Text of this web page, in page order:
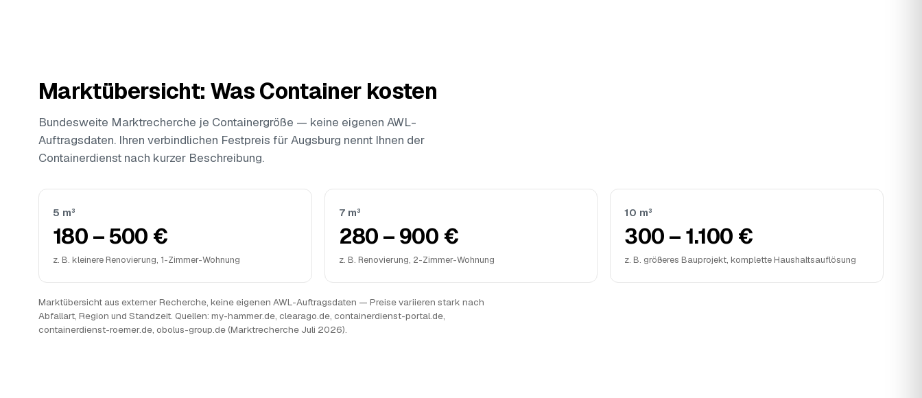
Marktübersicht: Was Container kosten
Bundesweite Marktrecherche je Containergröße — keine eigenen AWL-
Auftragsdaten. Ihren verbindlichen Festpreis für Augsburg nennt Ihnen der
Containerdienst nach kurzer Beschreibung.
5 m³
180 – 500 €
z. B. kleinere Renovierung, 1-Zimmer-Wohnung
7 m³
280 – 900 €
z. B. Renovierung, 2-Zimmer-Wohnung
10 m³
300 – 1.100 €
z. B. größeres Bauprojekt, komplette Haushaltsauflösung
Marktübersicht aus externer Recherche, keine eigenen AWL-Auftragsdaten — Preise variieren stark nach
Abfallart, Region und Standzeit. Quellen: my-hammer.de, clearago.de, containerdienst-portal.de,
containerdienst-roemer.de, obolus-group.de (Marktrecherche Juli 2026).